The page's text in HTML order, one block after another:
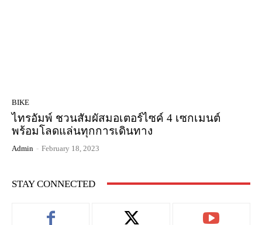
BIKE
ไทรอัมพ์ ชวนสัมผัสมอเตอร์ไซค์ 4 เซกเมนต์
พร้อมโลดแล่นทุกการเดินทาง
Admin - February 18, 2023
STAY CONNECTED